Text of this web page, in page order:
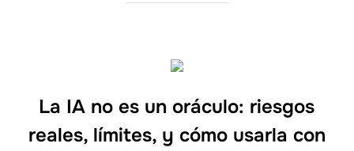
La IA no es un oráculo: riesgos
reales, límites, y cómo usarla con